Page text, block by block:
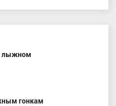
лыжном
гонкам